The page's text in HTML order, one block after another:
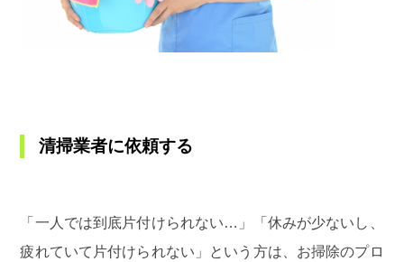
清掃業者に依頼する
「一人では到底片付けられない…」「休みが少ないし、
疲れていて片付けられない」という方は、お掃除のプロ